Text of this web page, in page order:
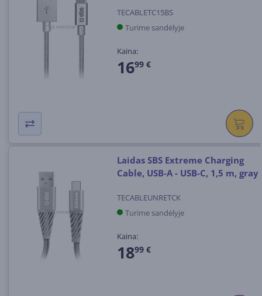
TECABLETC15BS
Turime sandėlyje
Kaina:
1699 €
Laidas SBS Extreme Charging
Cable, USB-A - USB-C, 1,5 m, gray
TECABLEUNRETCK
Turime sandėlyje
Kaina:
1899 €